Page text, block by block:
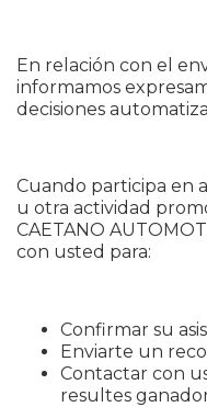
En relación con el
informamos
decisiones
Cuando participa en
u otra actividad
CAETANO
con usted para:
Confirmar su
Enviarte un
Contactar con
resultes